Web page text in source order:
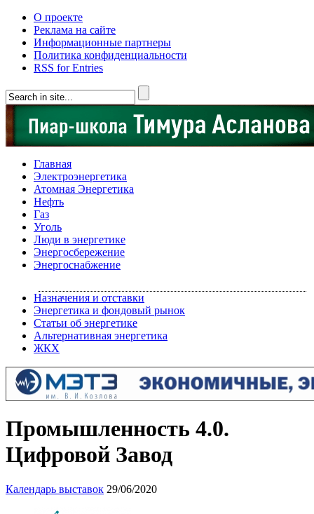
О проекте
Реклама на сайте
Информационные партнеры
Политика конфиденциальности
RSS for Entries
Главная
Электроэнергетика
Атомная Энергетика
Нефть
Газ
Уголь
Люди в энергетике
Энергосбережение
Энергоснабжение
Назначения и отставки
Энергетика и фондовый рынок
Статьи об энергетике
Альтернативная энергетика
ЖКХ
Промышленность 4.0.
Цифровой Завод
Календарь выставок 29/06/2020